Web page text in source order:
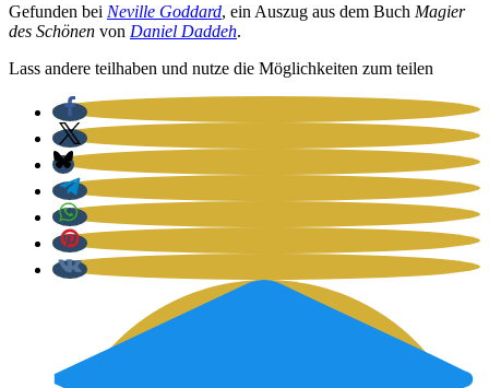
Gefun­den bei Neville God­dard, ein Aus­zug aus dem Buch Magi­er
des Schö­nen von Dani­el Dad­deh.
Lass ande­re teil­ha­ben und nut­ze die Mög­lich­kei­ten zum tei­len